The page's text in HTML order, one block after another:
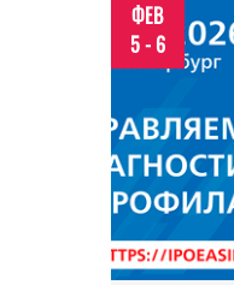
ФЕВ
5 - 6